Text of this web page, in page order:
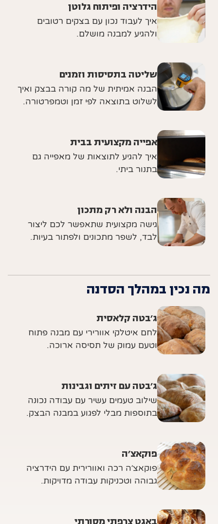
הידרציה ופיתוח גלוטן
איך לעבוד נכון עם בצקים רטובים
ולהגיע למבנה מושלם.
שליטה בתסיסות וזמנים
הבנה אמיתית של מה קורה בבצק ואיך
לשלוט בתוצאה לפי זמן וטמפרטורה.
אפייה מקצועית בבית
איך להגיע לתוצאות של מאפייה גם
בתנור ביתי.
הבנה ולא רק מתכון
גישה מקצועית שתאפשר לכם ליצור
לבד, לשפר מתכונים ולפתור בעיות.
מה נכין במהלך הסדנה
ג׳בטה קלאסית
לחם איטלקי אוורירי עם מבנה פתוח
וטעם עמוק של תסיסה ארוכה.
ג׳בטה עם זיתים וגבינות
שילוב טעמים עשיר עם עבודה נכונה
בתוספות מבלי לפגוע במבנה הבצק.
פוקאצ׳ה
פוקאצ׳ה רכה ואוורירית עם הידרציה
גבוהה וטכניקות עבודה מדויקות.